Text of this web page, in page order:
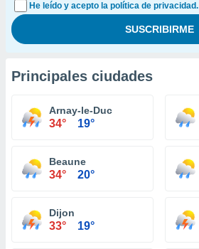
He leído y acepto la política de privacidad.
Principales ciudades
Arnay-le-Duc
34° 19°
Beaune
34° 20°
Dijon
33° 19°